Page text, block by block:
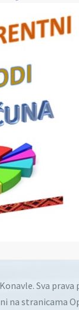
Sva prava
na stranicama